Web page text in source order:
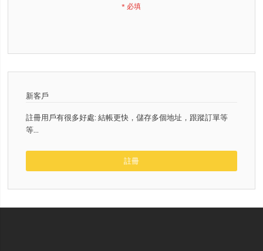
新客戶
註冊用戶有很多好處: 結帳更快，儲存多個地址，跟蹤訂單等
等...
註冊